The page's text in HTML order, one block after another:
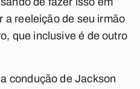
a reeleição de seu irmão
que inclusive é de outro
condução de Jackson